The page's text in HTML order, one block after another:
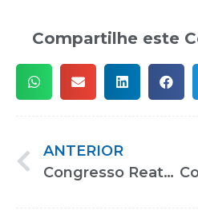
Compartilhe este
ANTERIOR
Congresso Reatech debate importância das políticas de inclusão e acessibilidade